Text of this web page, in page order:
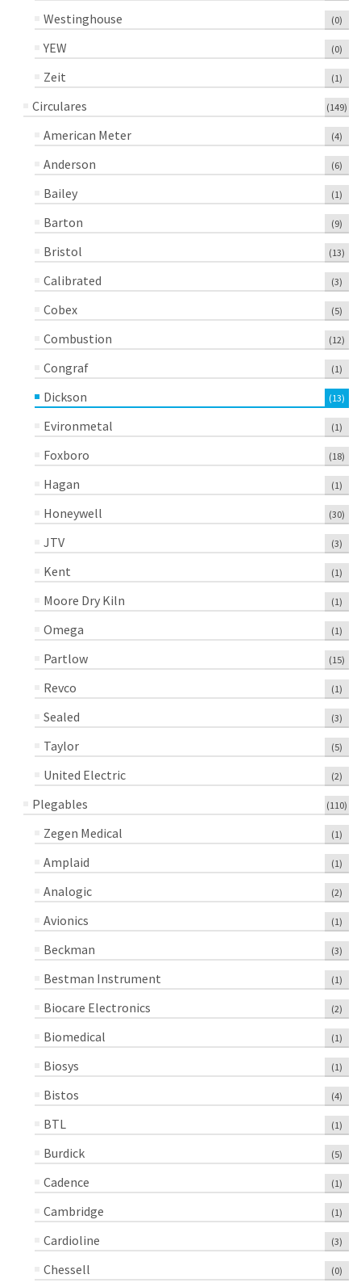
Westinghouse (0)
YEW (0)
Zeit (1)
Circulares (149)
American Meter (4)
Anderson (6)
Bailey (1)
Barton (9)
Bristol (13)
Calibrated (3)
Cobex (5)
Combustion (12)
Congraf (1)
Dickson (13)
Evironmetal (1)
Foxboro (18)
Hagan (1)
Honeywell (30)
JTV (3)
Kent (1)
Moore Dry Kiln (1)
Omega (1)
Partlow (15)
Revco (1)
Sealed (3)
Taylor (5)
United Electric (2)
Plegables (110)
Zegen Medical (1)
Amplaid (1)
Analogic (2)
Avionics (1)
Beckman (3)
Bestman Instrument (1)
Biocare Electronics (2)
Biomedical (1)
Biosys (1)
Bistos (4)
BTL (1)
Burdick (5)
Cadence (1)
Cambridge (1)
Cardioline (3)
Chessell (0)